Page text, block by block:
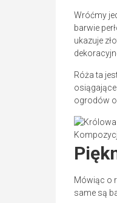
Wróćmy
barwie
ukazuje
Róża ta
ogrodów
Mówiąc o
same są